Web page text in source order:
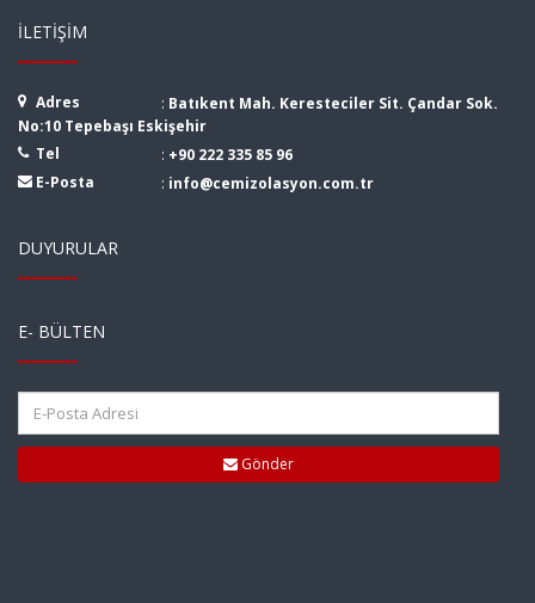
İLETIŞIM
Adres : Batıkent Mah. Keresteciler Sit. Çandar Sok.
No:10 Tepebaşı Eskişehir
Tel
: +90 222 335 85 96
E-Posta
: info@cemizolasyon.com.tr
DUYURULAR
E- BÜLTEN
Gönder